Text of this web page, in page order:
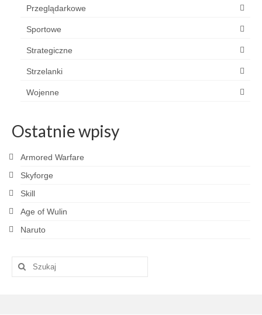
Przeglądarkowe
Sportowe
Strategiczne
Strzelanki
Wojenne
Ostatnie wpisy
Armored Warfare
Skyforge
Skill
Age of Wulin
Naruto
Szuklaj